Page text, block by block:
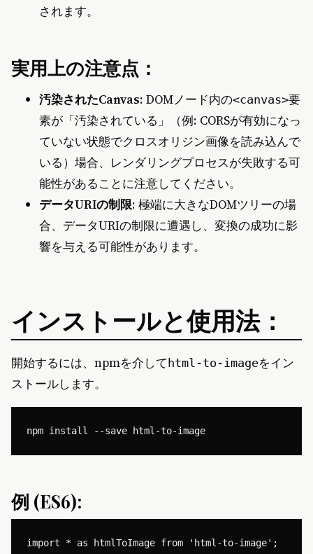
されます。
実用上の注意点：
汚染されたCanvas: DOMノード内の<canvas>要
素が「汚染されている」（例: CORSが有効になっ
ていない状態でクロスオリジン画像を読み込んで
いる）場合、レンダリングプロセスが失敗する可
能性があることに注意してください。
データURIの制限: 極端に大きなDOMツリーの場
合、データURIの制限に遭遇し、変換の成功に影
響を与える可能性があります。
インストールと使用法：
開始するには、npmを介して html-to-imageをイン
ストールします。
例 (ES6):
import * as htmlToImage from 'html-to-image';